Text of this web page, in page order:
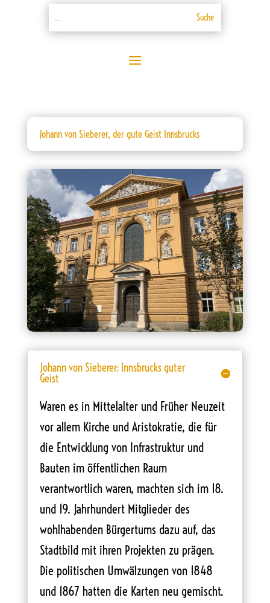
Johann von Sieberer, der gute Geist Innsbrucks
Johann von Sieberer: Innsbrucks guter
Geist
Waren es in Mittelalter und Früher Neuzeit
vor allem Kirche und Aristokratie, die für
die Entwicklung von Infrastruktur und
Bauten im öffentlichen Raum
verantwortlich waren, machten sich im 18.
und 19. Jahrhundert Mitglieder des
wohlhabenden Bürgertums dazu auf, das
Stadtbild mit ihren Projekten zu prägen.
Die politischen Umwälzungen von 1848
und 1867 hatten die Karten neu gemischt.